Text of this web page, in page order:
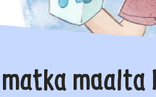
maalta